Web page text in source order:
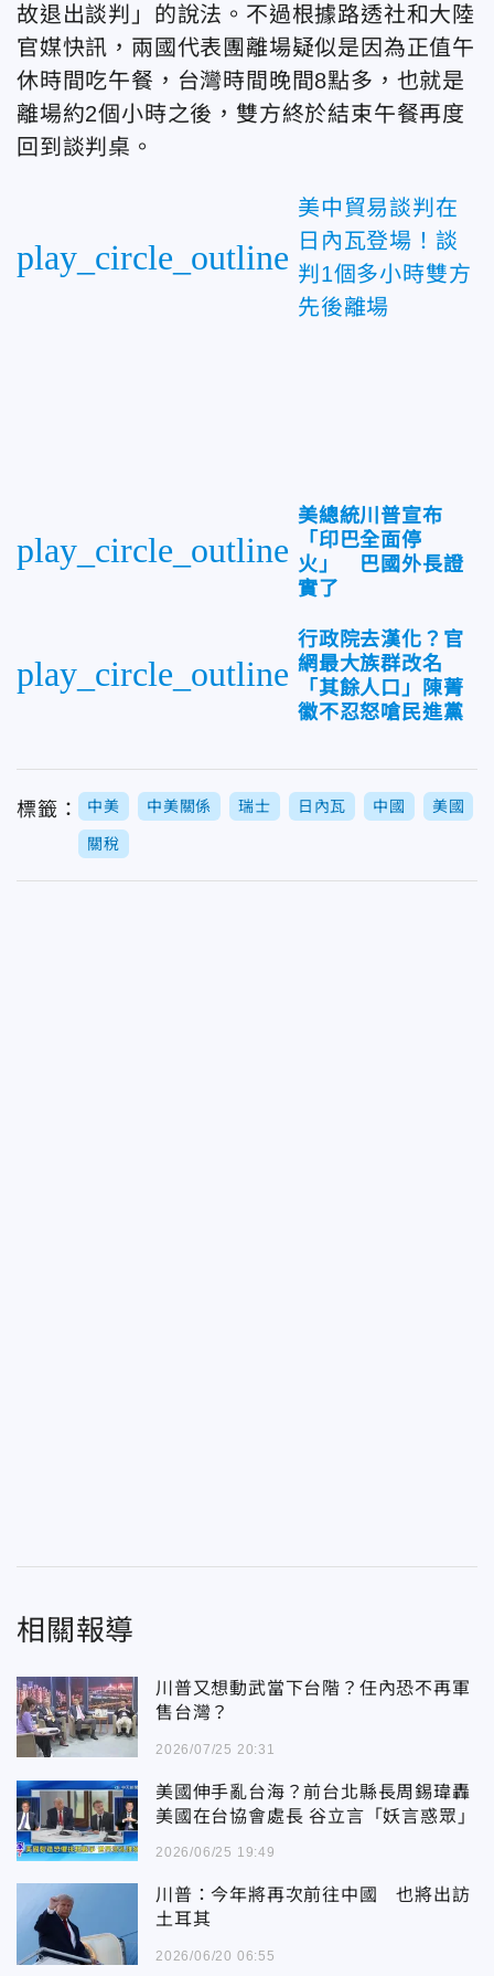
故退出談判」的說法。不過根據路透社和大陸
官媒快訊， 兩 國代表團離場疑似是因為正值午
休時間吃午餐， 台灣時間晚間8點多，也就是
離場約2個小時之後，雙方終於結束午餐再度
回到談判桌。
play_circle_outline
美中貿易談判在
日內瓦登場！談
判1個多小時雙方
先後離場
play_circle_outline
美總統川普宣布
「印巴全面停
火」 巴國外長證
實了
play_circle_outline
行政院去漢化？官
網最大族群改名
「其餘人口」陳菁
徽不忍怒嗆民進黨
標籤： 中美 中美關係 瑞士 日內瓦 中國 美國
關稅
相關報導
川普又想動武當下台階？任內恐不再軍
售台灣？
2026/07/25 20:31
美國伸手亂台海？前台北縣長周錫瑋轟
美國在台協會處長 谷立言「妖言惑眾」
2026/06/25 19:49
川普：今年將再次前往中國 也將出訪
土耳其
2026/06/20 06:55